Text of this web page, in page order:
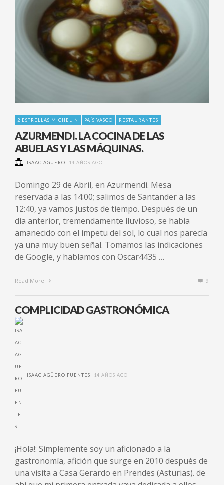
2 ESTRELLAS MICHELIN PAÍS VASCO RESTAURANTES
AZURMENDI. LA COCINA DE LAS
ABUELAS Y LAS MÁQUINAS.
ISAAC AGUERO 14 AÑOS AGO
Domingo 29 de Abril, en Azurmendi. Mesa
reservada a las 14:00; salimos de Santander a las
12:40, ya vamos justos de tiempo. Después de un
día anterior, tremendamente lluvioso, se había
amanecido con el ímpetu del sol, lo cual nos parecía
ya una muy buen señal. Tomamos las indicaciones
de Google, y hablamos con Oscar4435 …
Read More 9
COMPLICIDAD GASTRONÓMICA
ISAAC AGÜERO FUENTES 14 AÑOS AGO
¡Hola!: Simplemente soy un aficionado a la
gastronomía, afición que surge en 2010 después de
una visita a Casa Gerardo en Prendes (Asturias). de